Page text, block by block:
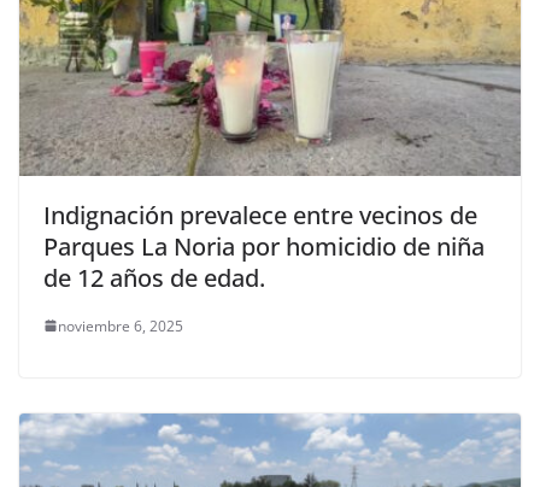
Indignación prevalece entre vecinos de
Parques La Noria por homicidio de niña
de 12 años de edad.
noviembre 6, 2025